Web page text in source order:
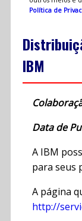
Política de
IBM
Data de
A IBM
para seus
A página
http://